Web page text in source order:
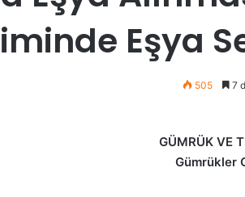
Eşya
505 7
GÜMRÜK VE
Gümrükler